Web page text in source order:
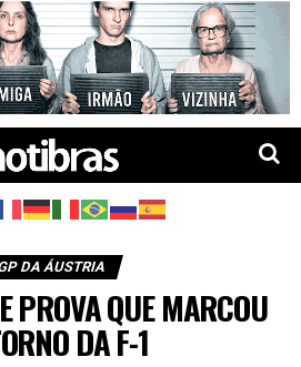
DA ÁUSTRIA
PROVA QUE MARCOU
DA F-1